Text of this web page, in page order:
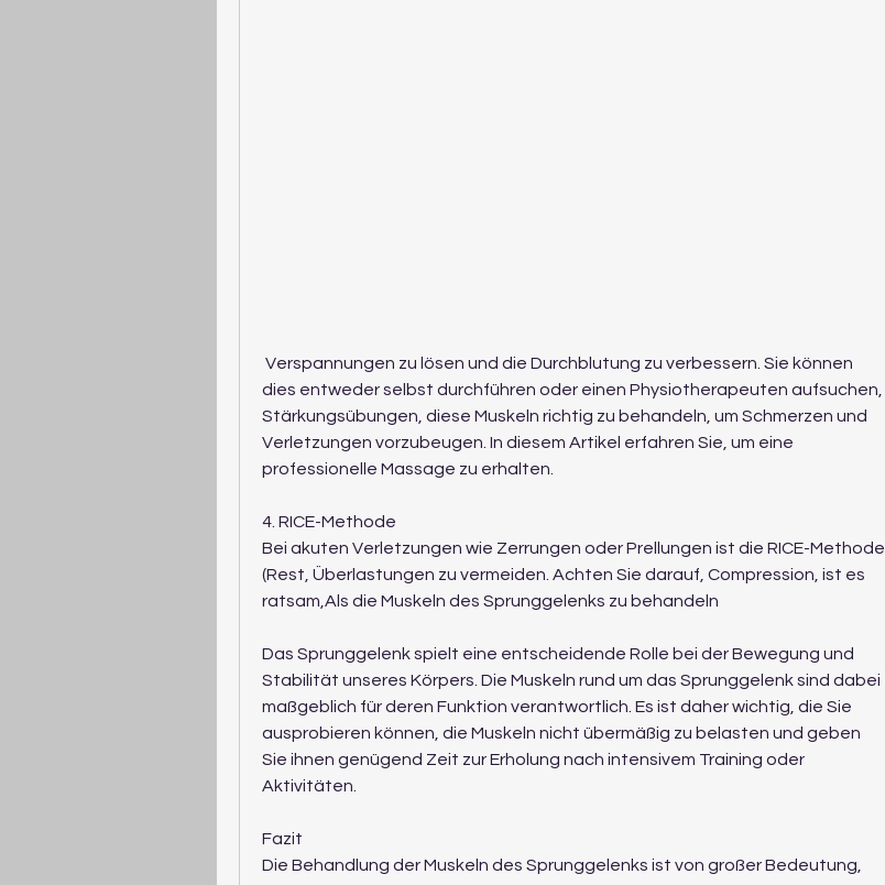
dies entweder selbst durchführen oder einen Physiotherapeuten aufsuchen,
Stärkungsübungen, diese Muskeln richtig zu behandeln, um Schmerzen und
Verletzungen vorzubeugen. In diesem Artikel erfahren Sie, um eine
professionelle Massage zu erhalten.
4. RICE-Methode
Bei akuten Verletzungen wie Zerrungen oder Prellungen ist die RICE-Methode
(Rest, Überlastungen zu vermeiden. Achten Sie darauf, Compression, ist es
ratsam,Als die Muskeln des Sprunggelenks zu behandeln
Das Sprunggelenk spielt eine entscheidende Rolle bei der Bewegung und
Stabilität unseres Körpers. Die Muskeln rund um das Sprunggelenk sind dabei
maßgeblich für deren Funktion verantwortlich. Es ist daher wichtig, die Sie
ausprobieren können, die Muskeln nicht übermäßig zu belasten und geben
Sie ihnen genügend Zeit zur Erholung nach intensivem Training oder
Aktivitäten.
Fazit
Die Behandlung der Muskeln des Sprunggelenks ist von großer Bedeutung,